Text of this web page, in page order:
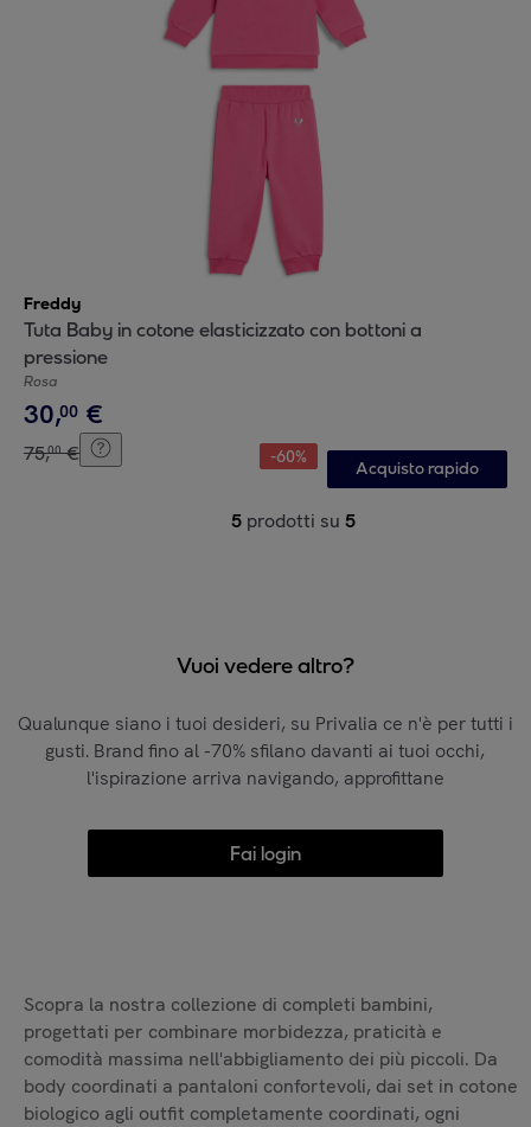
Freddy
Tuta Baby in cotone elasticizzato con bottoni a
pressione
Rosa
30,00 €
75,00 € -60%
Acquisto rapido
5 prodotti su 5
Vuoi vedere altro?
Qualunque siano i tuoi desideri, su Privalia ce n'è per tutti i
gusti. Brand fino al -70% sfilano davanti ai tuoi occhi,
l'ispirazione arriva navigando, approfittane
Fai login
Scopra la nostra collezione di completi bambini,
progettati per combinare morbidezza, praticità e
comodità massima nell'abbigliamento dei più piccoli. Da
body coordinati a pantaloni confortevoli, dai set in cotone
biologico agli outfit completamente coordinati, ogni